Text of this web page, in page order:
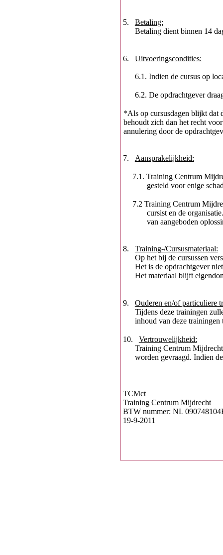
5.
Betaling:
Betaling dient binnen 14
6. Uitvoeringscondities:
6.1. Indien de cursus op
6.2. De opdrachtgever
*Als op cursusdagen blijkt dat
behoudt zich dan het recht
annulering door de
7. Aansprakelijkheid:
7.1. Training Centrum
gesteld voor enige
7.2 Training Centrum
cursist en de
van aangeboden
8. Training-/Cursusmateriaal:
Op het bij de cursussen
Het is de opdrachtgever
Het materiaal blijft
9.
Ouderen en/of particuliere
Tijdens deze trainingen
inhoud van deze trainingen
10.
Vertrouwelijkheid:
Training Centrum
worden gevraagd. Indien
TCMct
Training Centrum Mijdrecht
BTW nummer: NL
19-9-2011